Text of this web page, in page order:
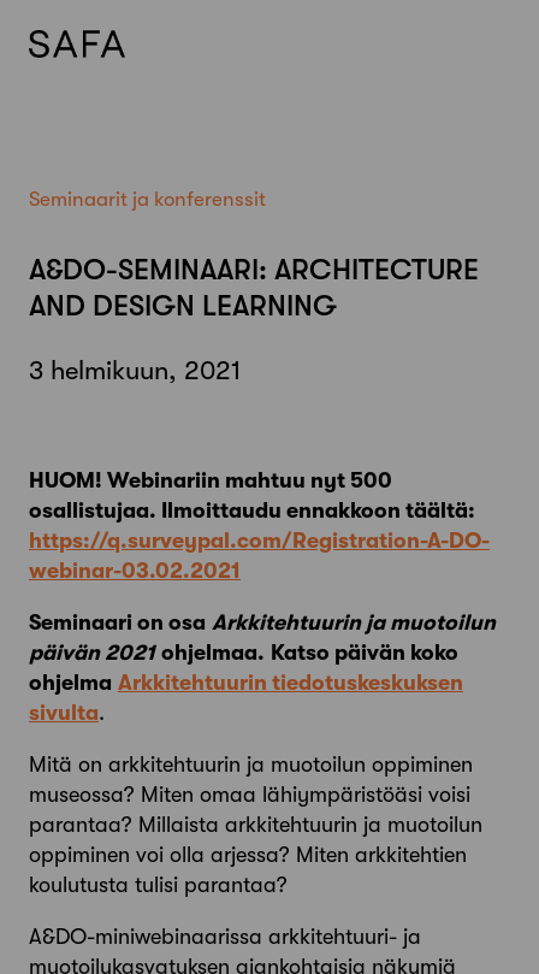
Seminaarit ja konferenssit
A&DO-SEMINAARI: ARCHITECTURE
AND DESIGN LEARNING
3 helmikuun, 2021
HUOM! Webinariin mahtuu nyt 500
osallistujaa. Ilmoittaudu ennakkoon täältä:
https://q.surveypal.com/Registration-A-DO-
webinar-03.02.2021
Seminaari on osa Arkkitehtuurin ja muotoilun
päivän 2021ohjelmaa. Katso päivän koko
ohjelma Arkkitehtuurin tiedotuskeskuksen
sivulta.
Mitä on arkkitehtuurin ja muotoilun oppiminen
museossa? Miten omaa lähiympäristöäsi voisi
parantaa? Millaista arkkitehtuurin ja muotoilun
oppiminen voi olla arjessa? Miten arkkitehtien
koulutusta tulisi parantaa?
A&DO-miniwebinaarissa arkkitehtuuri- ja
muotoilukasvatuksen ajankohtaisia näkymiä